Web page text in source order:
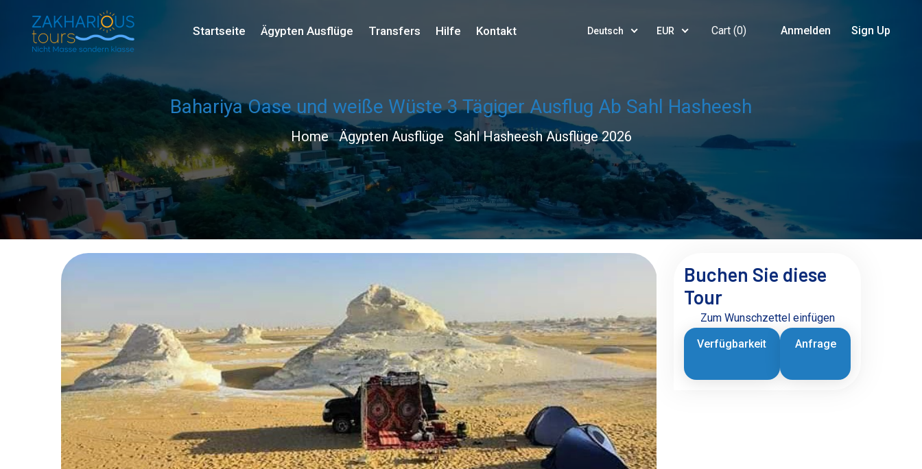
Startseite Ägypten Ausflüge Transfers Hilfe Kontakt Deutsch EUR Cart (0) Anmelden Sign Up
Bahariya Oase und weiße Wüste 3 Tägiger Ausflug Ab Sahl Hasheesh
Home Ägypten Ausflüge Sahl Hasheesh Ausflüge 2026
Buchen Sie diese
Tour
Zum Wunschzettel einfügen
Anfrage